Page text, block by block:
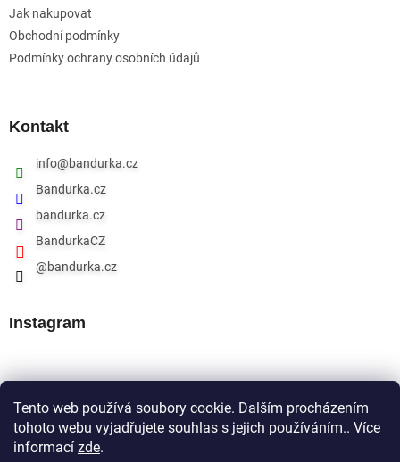
Tento web používá soubory cookie. Dalším procházením
tohoto webu vyjadřujete souhlas s jejich používáním.. Více
informací zde.
Jak nakupovat
Obchodní podmínky
Podmínky ochrany osobních údajů
Kontakt
info@bandurka.cz
Bandurka.cz
bandurka.cz
BandurkaCZ
@bandurka.cz
Instagram